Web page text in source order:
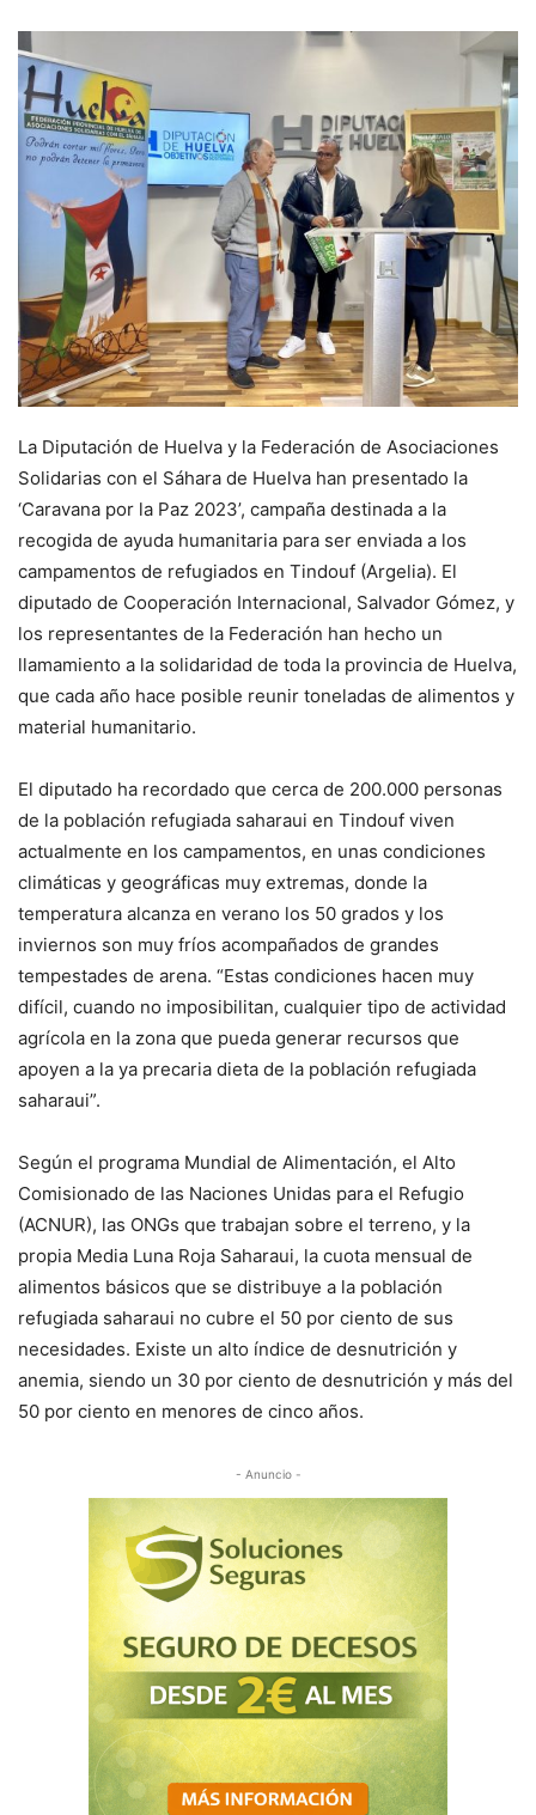
La Diputación de Huelva y la Federación de Asociaciones
Solidarias con el Sáhara de Huelva han presentado la
‘Caravana por la Paz 2023’, campaña destinada a la
recogida de ayuda humanitaria para ser enviada a los
campamentos de refugiados en Tindouf (Argelia). El
diputado de Cooperación Internacional, Salvador Gómez, y
los representantes de la Federación han hecho un
llamamiento a la solidaridad de toda la provincia de Huelva,
que cada año hace posible reunir toneladas de alimentos y
material humanitario.
El diputado ha recordado que cerca de 200.000 personas
de la población refugiada saharaui en Tindouf viven
actualmente en los campamentos, en unas condiciones
climáticas y geográficas muy extremas, donde la
temperatura alcanza en verano los 50 grados y los
inviernos son muy fríos acompañados de grandes
tempestades de arena. “Estas condiciones hacen muy
difícil, cuando no imposibilitan, cualquier tipo de actividad
agrícola en la zona que pueda generar recursos que
apoyen a la ya precaria dieta de la población refugiada
saharaui”.
Según el programa Mundial de Alimentación, el Alto
Comisionado de las Naciones Unidas para el Refugio
(ACNUR), las ONGs que trabajan sobre el terreno, y la
propia Media Luna Roja Saharaui, la cuota mensual de
alimentos básicos que se distribuye a la población
refugiada saharaui no cubre el 50 por ciento de sus
necesidades. Existe un alto índice de desnutrición y
anemia, siendo un 30 por ciento de desnutrición y más del
50 por ciento en menores de cinco años.
- Anuncio -